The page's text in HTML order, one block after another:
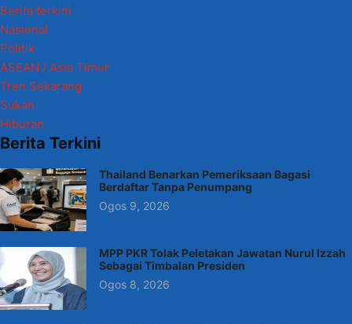
Berita terkini
Nasional
Politik
ASEAN / Asia Timur
Tren Sekarang
Sukan
Hiburan
Berita Terkini
Thailand Benarkan Pemeriksaan Bagasi
Berdaftar Tanpa Penumpang
Ogos 9, 2026
MPP PKR Tolak Peletakan Jawatan Nurul Izzah
Sebagai Timbalan Presiden
Ogos 8, 2026